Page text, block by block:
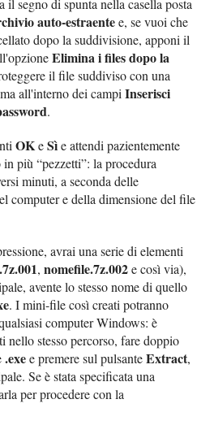
auto-estraentee, se vuoi che
dopo la suddivisione, apponi il
Elimina i files dopo la
il file suddiviso con una
all'interno dei campiInserisci
.
OKeSìe attendi pazientemente
più “pezzetti”: la procedura
minuti, a seconda delle
computer e della dimensione del file
avrai una serie di elementi
,nomefile.7z.002e così via),
avente lo stesso nome di quello
. I mini-file così creati potranno
computer Windows: è
nello stesso percorso, fare doppio
.exee premere sul pulsanteExtract,
Se è stata specificata una
per procedere con la